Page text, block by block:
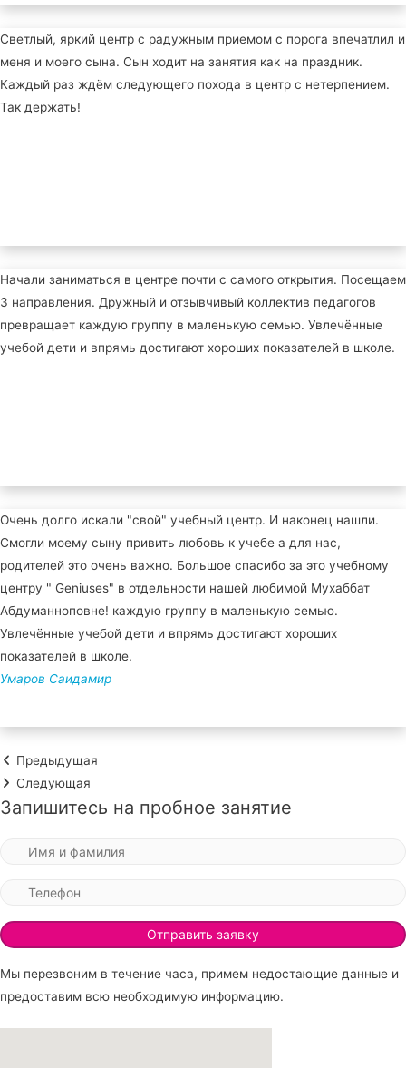
Светлый, яркий центр с радужным приемом с порога впечатлил и
меня и моего сына. Сын ходит на занятия как на праздник.
Каждый раз ждём следующего похода в центр с нетерпением.
Так держать!
Начали заниматься в центре почти с самого открытия. Посещаем
3 направления. Дружный и отзывчивый коллектив педагогов
превращает каждую группу в маленькую семью. Увлечённые
учебой дети и впрямь достигают хороших показателей в школе.
Очень долго искали "свой" учебный центр. И наконец нашли.
Смогли моему сыну привить любовь к учебе а для нас,
родителей это очень важно. Большое спасибо за это учебному
центру " Geniuses" в отдельности нашей любимой Мухаббат
Абдуманноповне! каждую группу в маленькую семью.
Увлечённые учебой дети и впрямь достигают хороших
показателей в школе.
Умаров Саидамир
Предыдущая
Следующая
Запишитесь на пробное занятие
Мы перезвоним в течение часа, примем недостающие данные и
предоставим всю необходимую информацию.